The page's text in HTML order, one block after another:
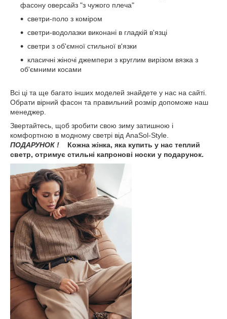
фасону оверсайз "з чужого плеча"
светри-поло з коміром
светри-водолазки виконані в гладкій в'язці
светри з об'ємної стильної в'язки
класичні жіночі джемпери з круглим вирізом вязка з
об'ємними косами
Всі ці та ще багато інших моделей знайдете у нас на сайті.
Обрати вірний фасон та правильний розмір допоможе наш
менеджер.
Звертайтесь, щоб зробити свою зиму затишною і
комфортною в модному светрі від AnaSol-Style.
ПОДАРУНОК !
Кожна жінка, яка купить у нас теплий
светр, отримує стильні капронові носки у подарунок.